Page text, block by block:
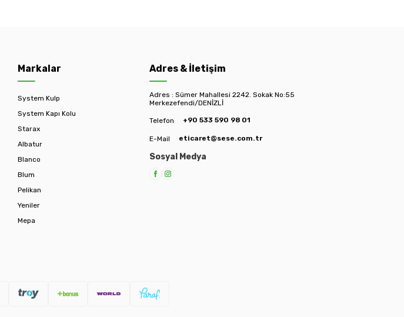
Markalar
System Kulp
System Kapı Kolu
Starax
Albatur
Blanco
Blum
Pelikan
Yeniler
Mepa
Adres & İletişim
Adres : Sümer Mahallesi 2242. Sokak No:55
Merkezefendi/DENİZLİ
Telefon +90 533 590 98 01
E-Mail eticaret@sese.com.tr
Sosyal Medya